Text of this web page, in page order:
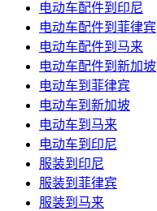
电动车配件到印尼
电动车配件到菲律宾
电动车配件到马来
电动车配件到新加坡
电动车到菲律宾
电动车到新加坡
电动车到马来
电动车到印尼
服装到印尼
服装到菲律宾
服装到马来